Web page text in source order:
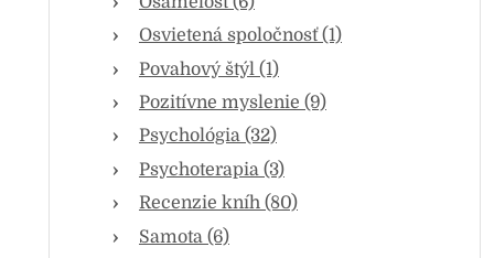
Osvietená spoločnosť (1)
Povahový štýl (1)
Pozitívne myslenie (9)
Psychológia (32)
Psychoterapia (3)
Recenzie kníh (80)
Samota (6)